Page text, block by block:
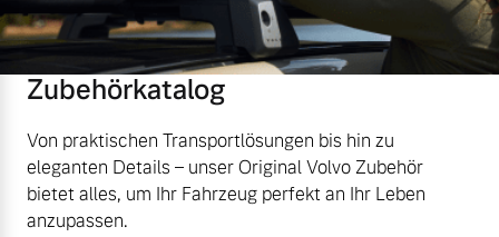
Zubehörkatalog
Von praktischen Transportlösungen bis hin zu
eleganten Details – unser Original Volvo Zubehör
bietet alles, um Ihr Fahrzeug perfekt an Ihr Leben
anzupassen.